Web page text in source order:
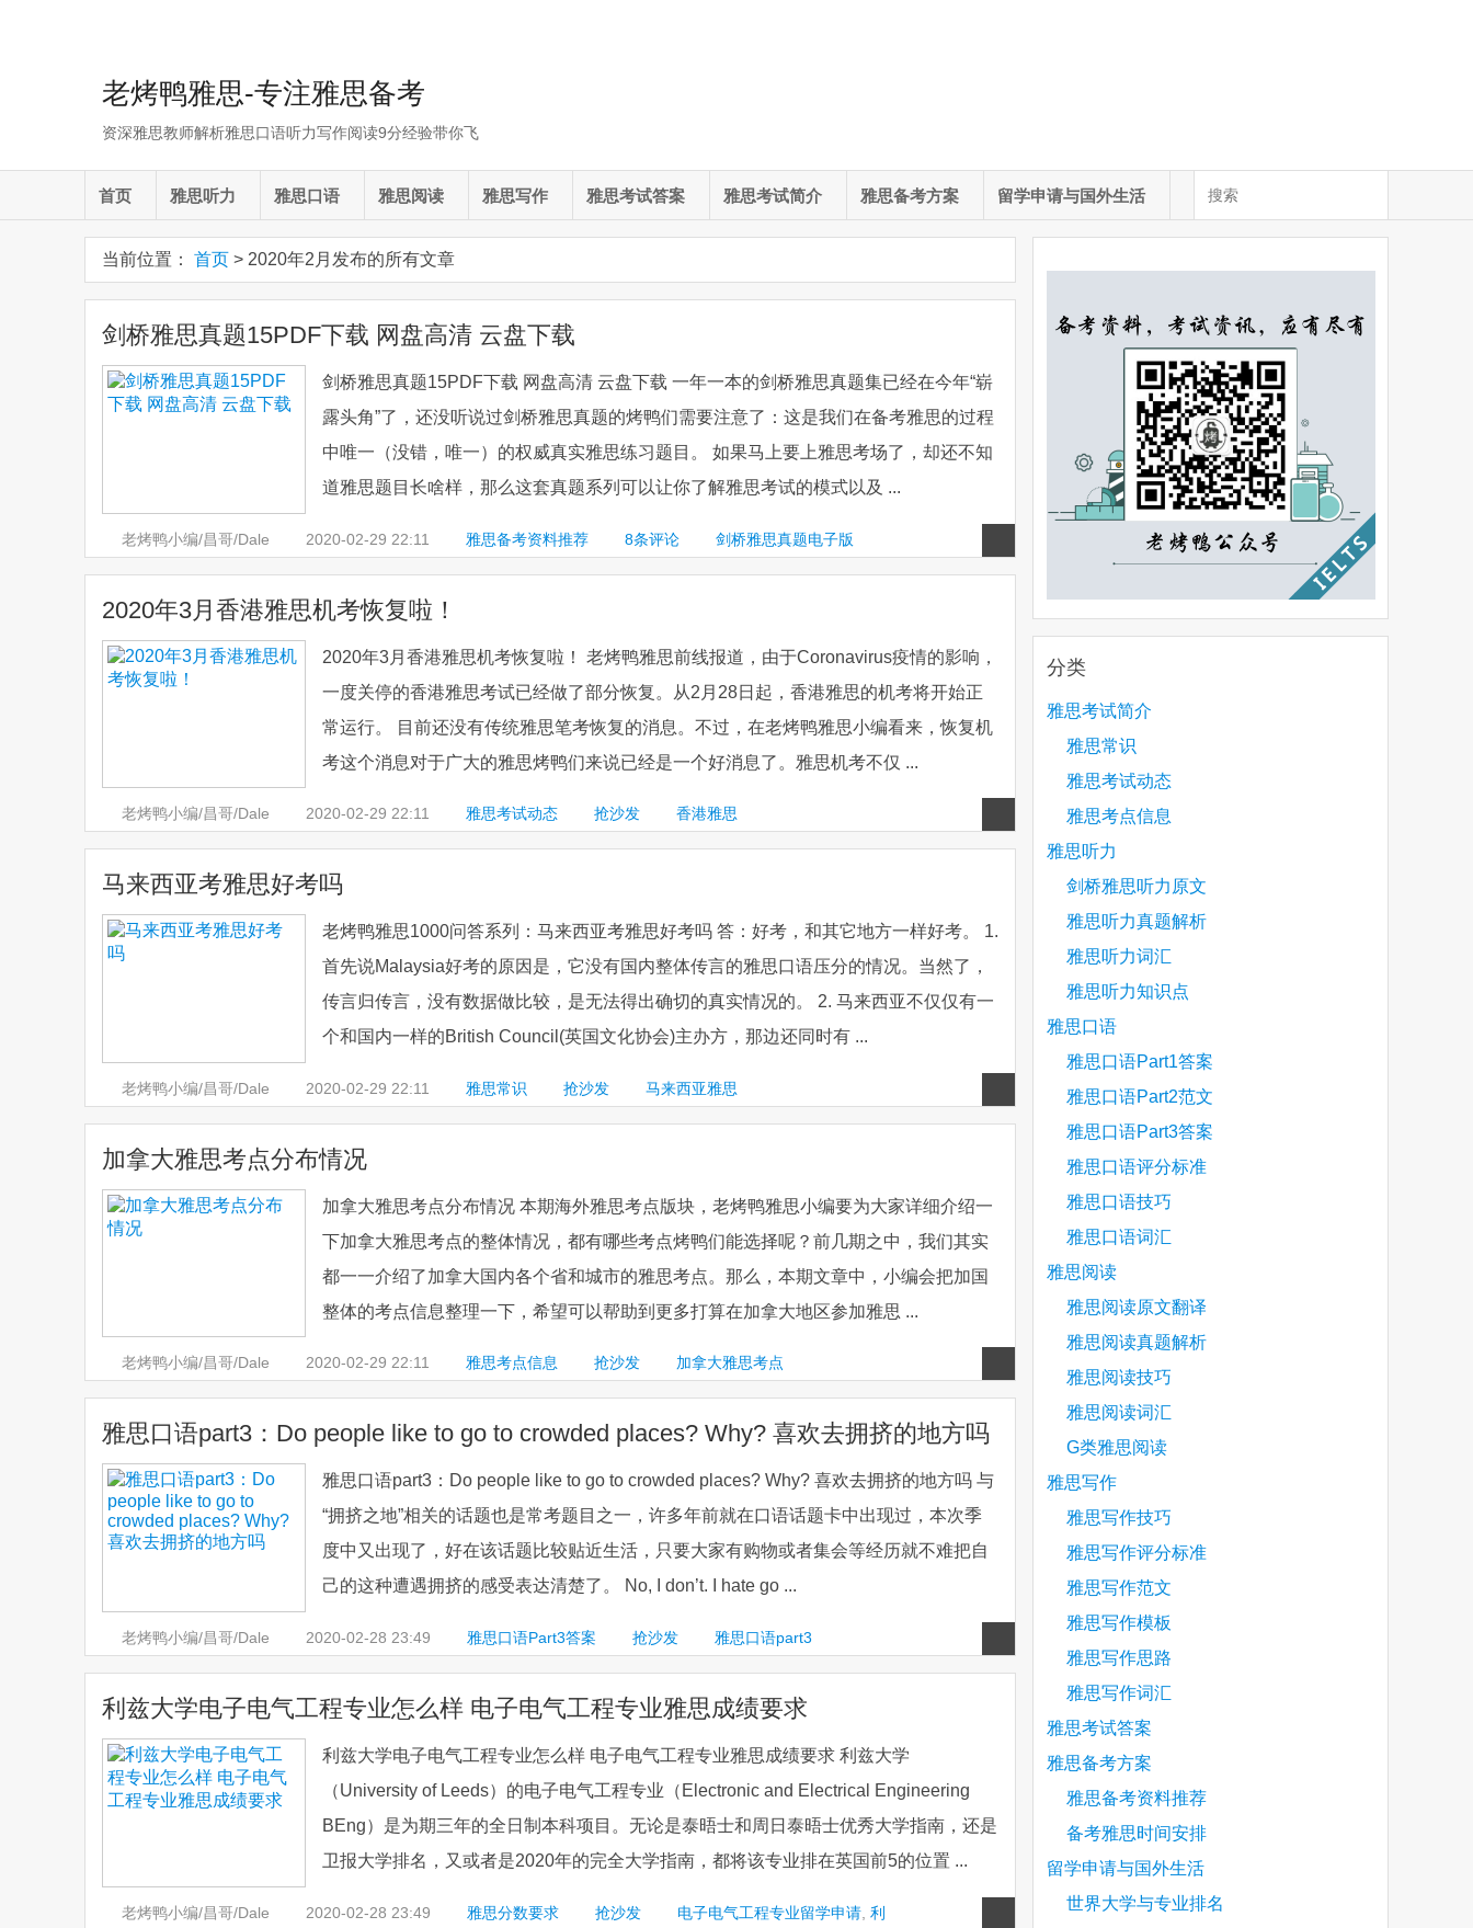
老烤鸭雅思-专注雅思备考
资深雅思教师解析雅思口语听力写作阅读9分经验带你飞
首页 雅思听力 雅思口语 雅思阅读 雅思写作 雅思考试答案 雅思考试简介 雅思备考方案 留学申请与国外生活
当前位置： 首页 > 2020年2月发布的所有文章
剑桥雅思真题15PDF下载 网盘高清 云盘下载
剑桥雅思真题15PDF下载 网盘高清 云盘下载 一年一本的剑桥雅思真题集已经在今年“崭
露头角”了，还没听说过剑桥雅思真题的烤鸭们需要注意了：这是我们在备考雅思的过程
中唯一（没错，唯一）的权威真实雅思练习题目。 如果马上要上雅思考场了，却还不知
道雅思题目长啥样，那么这套真题系列可以让你了解雅思考试的模式以及 ...
老烤鸭小编/昌哥/Dale 2020-02-29 22:11 雅思备考资料推荐 8条评论 剑桥雅思真题电子版
more
2020年3月香港雅思机考恢复啦！
2020年3月香港雅思机考恢复啦！ 老烤鸭雅思前线报道，由于Coronavirus疫情的影响，
一度关停的香港雅思考试已经做了部分恢复。从2月28日起，香港雅思的机考将开始正
常运行。 目前还没有传统雅思笔考恢复的消息。不过，在老烤鸭雅思小编看来，恢复机
考这个消息对于广大的雅思烤鸭们来说已经是一个好消息了。雅思机考不仅 ...
老烤鸭小编/昌哥/Dale 2020-02-29 22:11 雅思考试动态 抢沙发 香港雅思
more
马来西亚考雅思好考吗
老烤鸭雅思1000问答系列：马来西亚考雅思好考吗 答：好考，和其它地方一样好考。 1.
首先说Malaysia好考的原因是，它没有国内整体传言的雅思口语压分的情况。当然了，
传言归传言，没有数据做比较，是无法得出确切的真实情况的。 2. 马来西亚不仅仅有一
个和国内一样的British Council(英国文化协会)主办方，那边还同时有 ...
老烤鸭小编/昌哥/Dale 2020-02-29 22:11 雅思常识 抢沙发 马来西亚雅思
more
加拿大雅思考点分布情况
加拿大雅思考点分布情况 本期海外雅思考点版块，老烤鸭雅思小编要为大家详细介绍一
下加拿大雅思考点的整体情况，都有哪些考点烤鸭们能选择呢？前几期之中，我们其实
都一一介绍了加拿大国内各个省和城市的雅思考点。那么，本期文章中，小编会把加国
整体的考点信息整理一下，希望可以帮助到更多打算在加拿大地区参加雅思 ...
老烤鸭小编/昌哥/Dale 2020-02-29 22:11 雅思考点信息 抢沙发 加拿大雅思考点
more
雅思口语part3：Do people like to go to crowded places? Why? 喜欢去拥挤的地方吗
雅思口语part3：Do people like to go to crowded places? Why? 喜欢去拥挤的地方吗 与
“拥挤之地”相关的话题也是常考题目之一，许多年前就在口语话题卡中出现过，本次季
度中又出现了，好在该话题比较贴近生活，只要大家有购物或者集会等经历就不难把自
己的这种遭遇拥挤的感受表达清楚了。 No, I don’t. I hate go ...
老烤鸭小编/昌哥/Dale 2020-02-28 23:49 雅思口语Part3答案 抢沙发 雅思口语part3
more
利兹大学电子电气工程专业怎么样 电子电气工程专业雅思成绩要求
利兹大学电子电气工程专业怎么样 电子电气工程专业雅思成绩要求 利兹大学
（University of Leeds）的电子电气工程专业（Electronic and Electrical Engineering
BEng）是为期三年的全日制本科项目。无论是泰晤士和周日泰晤士优秀大学指南，还是
卫报大学排名，又或者是2020年的完全大学指南，都将该专业排在英国前5的位置 ...
老烤鸭小编/昌哥/Dale 2020-02-28 23:49 雅思分数要求 抢沙发 电子电气工程专业留学申请 利
分类
雅思考试简介
雅思常识
雅思考试动态
雅思考点信息
雅思听力
剑桥雅思听力原文
雅思听力真题解析
雅思听力词汇
雅思听力知识点
雅思口语
雅思口语Part1答案
雅思口语Part2范文
雅思口语Part3答案
雅思口语评分标准
雅思口语技巧
雅思口语词汇
雅思阅读
雅思阅读原文翻译
雅思阅读真题解析
雅思阅读技巧
雅思阅读词汇
G类雅思阅读
雅思写作
雅思写作技巧
雅思写作评分标准
雅思写作范文
雅思写作模板
雅思写作思路
雅思写作词汇
雅思考试答案
雅思备考方案
雅思备考资料推荐
备考雅思时间安排
留学申请与国外生活
世界大学与专业排名